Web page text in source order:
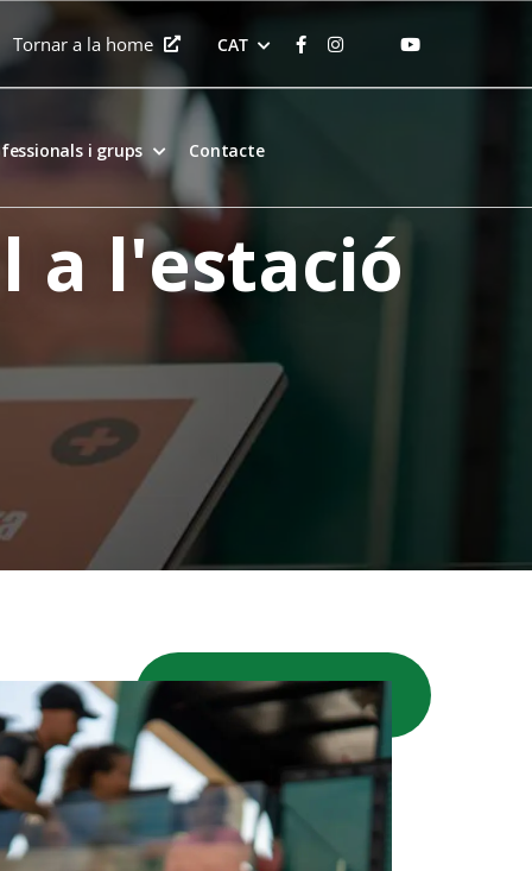
Tornar a la home CAT
i grups Contacte
a l'estació